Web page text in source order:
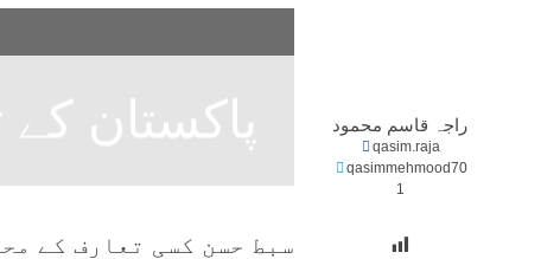
راجہ قاسم محمود
qasim.raja
qasimmehmood70
1
پاکستان
سبط حسن کسی تعارف کے